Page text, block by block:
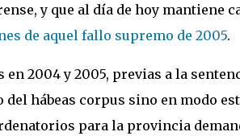
y que al día de hoy mantiene
de aquel fallo supremo de 2005.
en 2004 y 2005, previas a la
hábeas corpus sino en modo
para la provincia